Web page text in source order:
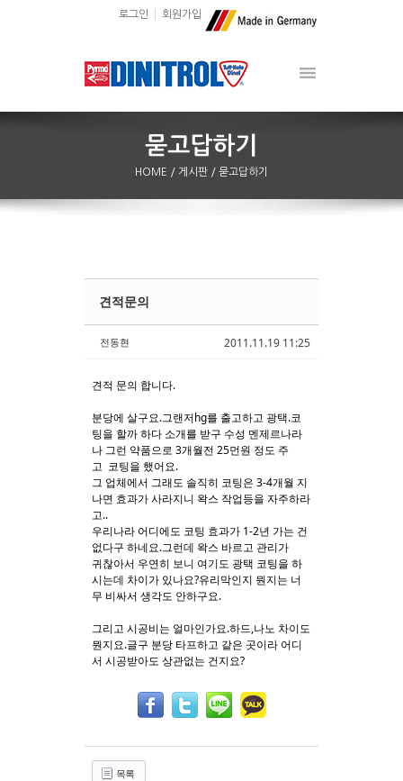
로그인 회원가입
HOME / 게시판 / 묻고답하기
2011.11.19 11:25
견적문의
전동현
견적 문의 합니다.
분당에 살구요.그랜저hg를 출고하고 광택.코
팅을 할까 하다 소개를 받구 수성 멘제르나라
나 그런 약품으로 3개월전 25먼원 정도 주
고 코팅을 했어요.
그 업체에서 그래도 솔직히 코팅은 3-4개월 지
나면 효과가 사라지니 왁스 작업등을 자주하라
고..
우리나라 어디에도 코팅 효과가 1-2년 가는 건
없다구 하네요.그런데 왁스 바르고 관리가
귀찮아서 우연히 보니 여기도 광택 코팅을 하
시는데 차이가 있나요?유리막인지 뭔지는 너
무 비싸서 생각도 안하구요.
그리고 시공비는 얼마인가요.하드,나노 차이도
뭔지요.글구 분당 타프하고 같은 곳이라 어디
서 시공받아도 상관없는 건지요?
목록
Sketchbook5, 스케치북5
Sketchbook5, 스케치북5
Sketchbook5, 스케치북5
Sketchbook5, 스케치북5